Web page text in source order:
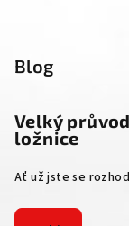
Blog
Velký
ložnice
Ať už jste se